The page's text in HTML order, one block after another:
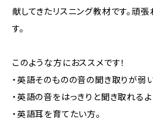
献してきたリスニング教材です。頑
す。
このような方におススメです！
・英語そのものの音の聞き取りが弱い
・英語の音をはっきりと聞き取れるよ
・英語耳を育てたい方。